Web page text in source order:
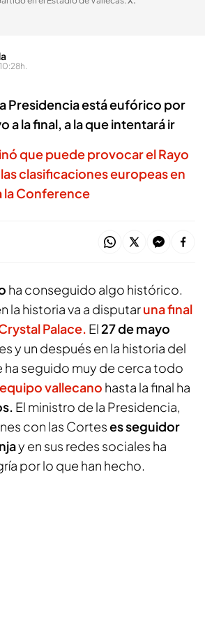
Presidencia está eufórico por
a la final, a la que intentará ir
que puede provocar el Rayo
clasificaciones europeas en
la Conference
ha conseguido algo histórico.
la historia va a disputaruna final
Palace. El 27 de mayo
y un después en la historia del
ha seguido muy de cerca todo
vallecano hasta la final ha
El ministro de la Presidencia,
con las Corteses seguidor
y en sus redes sociales ha
por lo que han hecho.